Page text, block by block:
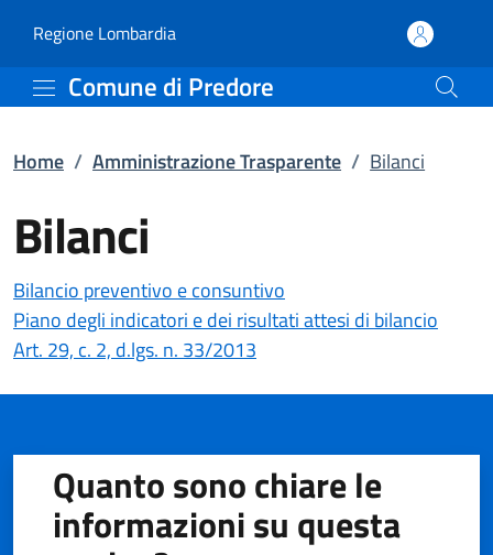
Bilanci |
Regione Lombardia(apre in un'altra scheda).
Comune di Predore
Home / Amministrazione Trasparente / Bilanci
Bilanci
Bilancio preventivo e consuntivo
Piano degli indicatori e dei risultati attesi di bilancio
Art. 29, c. 2, d.lgs. n. 33/2013
Quanto sono chiare le
informazioni su questa